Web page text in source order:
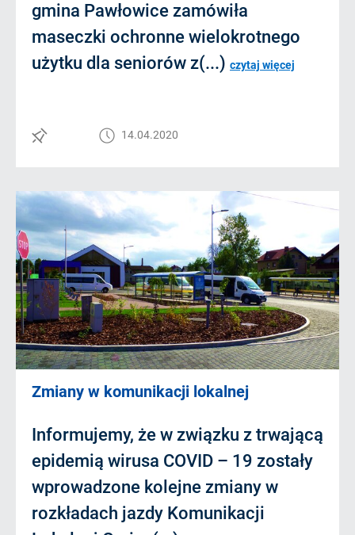
gmina Pawłowice zamówiła
maseczki ochronne wielokrotnego
użytku dla seniorów z(...) czytaj więcej
14.04.2020
Zmiany w komunikacji lokalnej
Informujemy, że w związku z trwającą
epidemią wirusa COVID – 19 zostały
wprowadzone kolejne zmiany w
rozkładach jazdy Komunikacji